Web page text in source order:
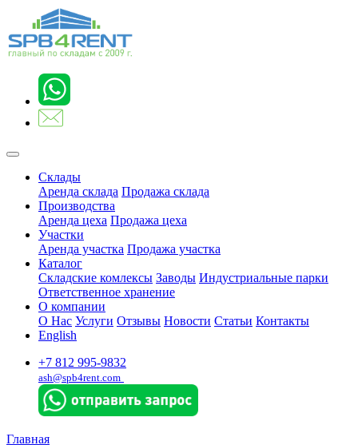
Склады
Аренда склада Продажа склада
Производства
Аренда цеха Продажа цеха
Участки
Аренда участка Продажа участка
Каталог
Складские комлексы Заводы Индустриальные парки
Ответственное хранение
О компании
О Нас Услуги Отзывы Новости Статьи Контакты
English
+7 812 995-9832
ash@spb4rent.com
Главная